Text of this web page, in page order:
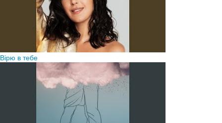
Вірю в тебе